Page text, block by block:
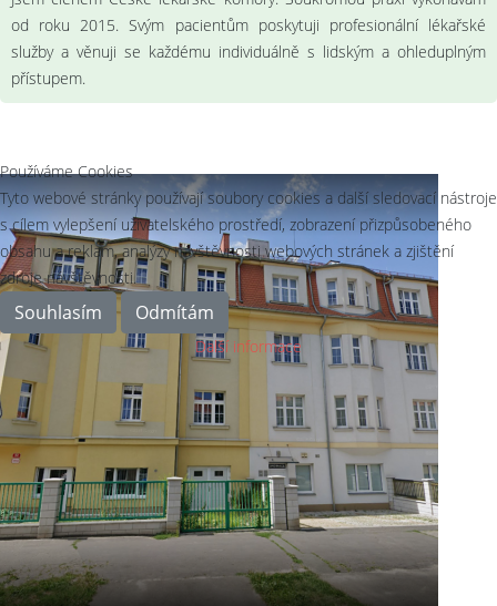
od roku 2015. Svým pacientům poskytuji profesionální lékařské
služby a věnuji se každému individuálně s lidským a ohleduplným
přístupem.
Používáme Cookies
Tyto webové stránky používají soubory cookies a další sledovací nástroje
s cílem vylepšení uživatelského prostředí, zobrazení přizpůsobeného
obsahu a reklam, analýzy návštěvnosti webových stránek a zjištění
zdroje návštěvnosti.
Souhlasím Odmítám
Další informace